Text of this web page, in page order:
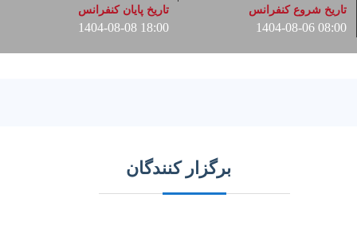
تاریخ شروع کنفرانس
1404-08-06 08:00
تاریخ پایان کنفرانس
1404-08-08 18:00
برگزار کنندگان